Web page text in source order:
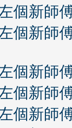
個新師
個新師
個新師
個新師
個新師